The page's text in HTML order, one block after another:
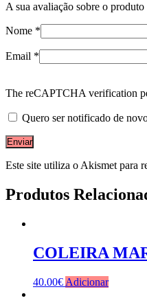
A sua avaliação sobre o produto
Nome *
Email *
The reCAPTCHA verification
Quero ser notificado de
Este site utiliza o Akismet para
Produtos
COLEIRA
40.00€ Adicionar